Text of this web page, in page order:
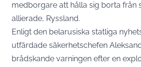
medborgare att hålla sig borta från
allierade, Ryssland.
Enligt den belarusiska statliga
utfärdade säkerhetschefen
brådskande varningen efter en